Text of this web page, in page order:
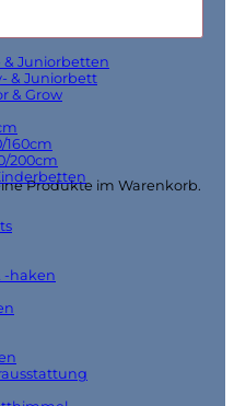
Produkte im Warenkorb.
& Juniorbetten
& Juniorbett
& Grow
160cm
200cm
-haken